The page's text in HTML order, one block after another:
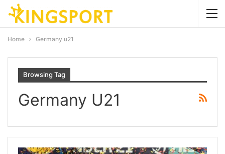
Home Germany u21
Browsing Tag
Germany U21